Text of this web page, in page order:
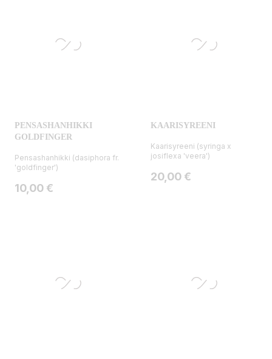
PENSASHANHIKKI
GOLDFINGER
Pensashanhikki (dasiphora fr.
'goldfinger')
Hinta
10,00 €
KAARISYREENI
Kaarisyreeni (syringa x
josiflexa 'veera')
Hinta
20,00 €